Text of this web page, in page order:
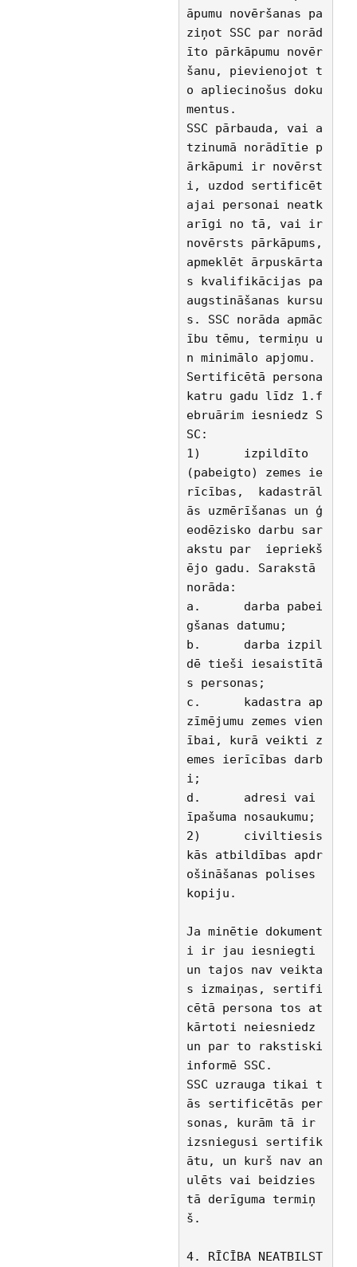
āpumu novēršanas pa
ziņot SSC par norād
īto pārkāpumu novēr
šanu, pievienojot t
o apliecinošus doku
mentus.
SSC pārbauda, vai a
tzinumā norādītie p
ārkāpumi ir novērst
i, uzdod sertificēt
ajai personai neatk
arīgi no tā, vai ir
novērsts pārkāpums,
apmeklēt ārpuskārta
s kvalifikācijas pa
augstināšanas kursu
s. SSC norāda apmāc
ību tēmu, termiņu u
n minimālo apjomu.
Sertificētā persona
katru gadu līdz 1.f
ebruārim iesniedz S
SC:
1)	izpildīto
(pabeigto) zemes ie
rīcības,  kadastrāl
ās uzmērīšanas un ģ
eodēzisko darbu sar
akstu par  iepriekš
ējo gadu. Sarakstā
norāda:
a.	darba pabei
gšanas datumu;
b.	darba izpil
dē tieši iesaistītā
s personas;
c.	kadastra ap
zīmējumu zemes vien
ībai, kurā veikti z
emes ierīcības darb
i;
d.	adresi vai
īpašuma nosaukumu;
2)	civiltiesis
kās atbildības apdr
ošināšanas polises
kopiju.
Ja minētie dokument
i ir jau iesniegti
un tajos nav veikta
s izmaiņas, sertifi
cētā persona tos at
kārtoti neiesniedz
un par to rakstiski
informē SSC.
SSC uzrauga tikai t
ās sertificētās per
sonas, kurām tā ir
izsniegusi sertifik
ātu, un kurš nav an
ulēts vai beidzies
tā derīguma termiņ
š.
4. RĪCĪBA NEATBILST